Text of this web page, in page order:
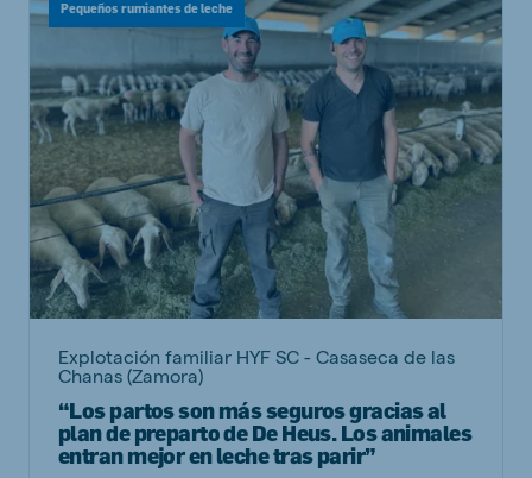
Pequeños rumiantes de leche
Explotación familiar HYF SC - Casaseca de las
Chanas (Zamora)
“Los partos son más seguros gracias al
plan de preparto de De Heus. Los animales
entran mejor en leche tras parir”